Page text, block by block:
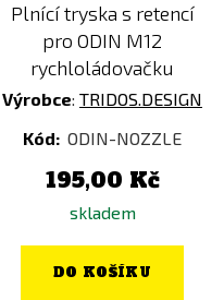
Plnící tryska s retencí
pro ODIN M12
rychloládovačku
Výrobce: TRIDOS.DESIGN
Kód: ODIN-NOZZLE
195,00 Kč
skladem
DO KOŠÍKU